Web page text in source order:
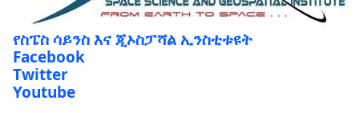
የስፔስ ሳይንስ እና ጂኦስፓሻል ኢንስቲቱዩት
Facebook
Twitter
Youtube